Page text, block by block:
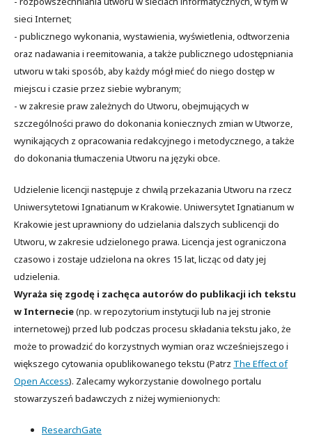
sieci Internet;
- publicznego wykonania, wystawienia, wyświetlenia, odtworzenia
oraz nadawania i reemitowania, a także publicznego udostępniania
utworu w taki sposób, aby każdy mógł mieć do niego dostęp w
miejscu i czasie przez siebie wybranym;
- w zakresie praw zależnych do Utworu, obejmujących w
szczególności prawo do dokonania koniecznych zmian w Utworze,
wynikających z opracowania redakcyjnego i metodycznego, a także
do dokonania tłumaczenia Utworu na języki obce.
Udzielenie licencji następuje z chwilą przekazania Utworu na rzecz
Uniwersytetowi Ignatianum w Krakowie. Uniwersytet Ignatianum w
Krakowie jest uprawniony do udzielania dalszych sublicencji do
Utworu, w zakresie udzielonego prawa. Licencja jest ograniczona
czasowo i zostaje udzielona na okres 15 lat, licząc od daty jej
udzielenia.
Wyraża się zgodę i zachęca autorów do publikacji ich tekstu
w Internecie(np. w repozytorium instytucji lub na jej stronie
internetowej) przed lub podczas procesu składania tekstu jako, że
może to prowadzić do korzystnych wymian oraz wcześniejszego i
większego cytowania opublikowanego tekstu (Patrz The Effect of
Open Access). Zalecamy wykorzystanie dowolnego portalu
stowarzyszeń badawczych z niżej wymienionych:
ResearchGate